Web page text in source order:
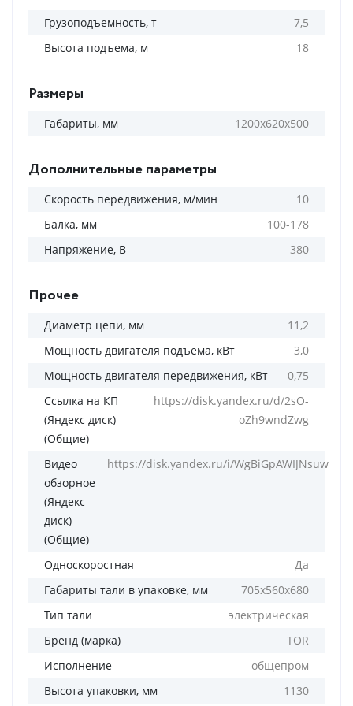
Грузоподъемность, т
7,5
Высота подъема, м
18
Размеры
Габариты, мм 1200х620х500
Дополнительные параметры
Скорость передвижения, м/мин
10
Балка, мм
100-178
Напряжение, В
380
Прочее
Диаметр цепи, мм
11,2
Мощность двигателя подъёма, кВт
3,0
Мощность двигателя передвижения, кВт
0,75
Ссылка на КП
(Яндекс диск)
(Общие)
https://disk.yandex.ru/d/2sO-
oZh9wndZwg
Видео
обзорное
(Яндекс
диск)
(Общие)
https://disk.yandex.ru/i/WgBiGpAWIJNsuw
Односкоростная
Да
Габариты тали в упаковке, мм
705х560х680
Тип тали
электрическая
Бренд (марка)
TOR
Исполнение
общепром
Высота упаковки, мм
1130